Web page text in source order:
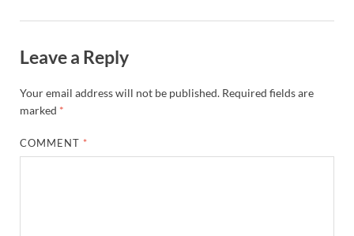
Leave a Reply
Your email address will not be published. Required fields are
marked *
COMMENT *